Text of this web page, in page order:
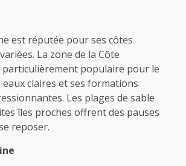
est réputée pour ses côtes
La zone de la Côte
particulièrement populaire pour le
eaux claires et ses formations
Les plages de sable
îles proches offrent des pauses
reposer.